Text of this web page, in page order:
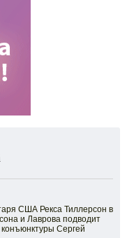
США Рекса Тиллерсон в
и Лаврова подводит
Сергей